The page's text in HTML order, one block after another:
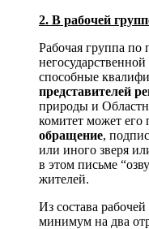
2. В рабочей
Рабочая группа по
способные
представителей
природы и
комитет может его
обращение,
или иного зверя
в этом письме
жителей.
Из состава
минимум на два